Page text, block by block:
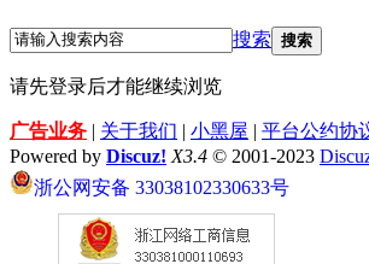
搜索 搜索
请先登录后才能继续浏览
广告业务 | 关于我们 | 小黑屋 | 平台公约协
Powered by Discuz! X3.4 © 2001-2023
浙公网安备 33038102330633号